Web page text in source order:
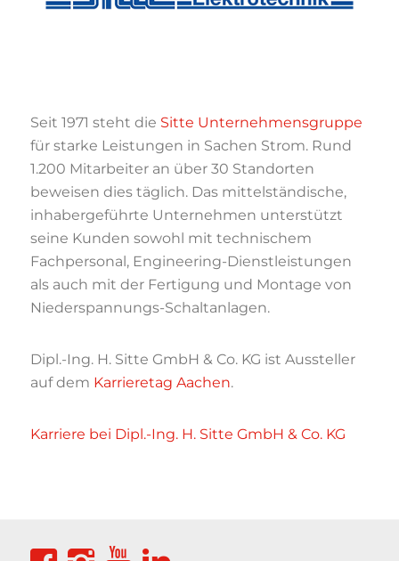
Seit 1971 steht die Sitte Unternehmensgruppe
für starke Leistungen in Sachen Strom. Rund
1.200 Mitarbeiter an über 30 Standorten
beweisen dies täglich. Das mittelständische,
inhabergeführte Unternehmen unterstützt
seine Kunden sowohl mit technischem
Fachpersonal, Engineering-Dienstleistungen
als auch mit der Fertigung und Montage von
Niederspannungs-Schaltanlagen.
Dipl.-Ing. H. Sitte GmbH & Co. KG ist Aussteller
auf dem Karrieretag Aachen.
Karriere bei Dipl.-Ing. H. Sitte GmbH & Co. KG